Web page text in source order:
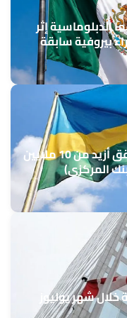
الدبلوماسية إثر
بيروفية سابقة
رواندا.. نظام جديد للأداء الفوري يحقق أزيد من 10 ملايين
المركزي)
شهر يوليوز